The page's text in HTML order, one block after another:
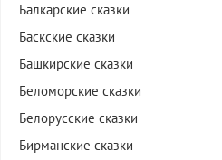
Балкарские сказки
Баскские сказки
Башкирские сказки
Беломорские сказки
Белорусские сказки
Бирманские сказки